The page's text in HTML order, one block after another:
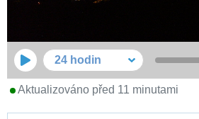
24 hodin
Aktualizováno před 11 minutami